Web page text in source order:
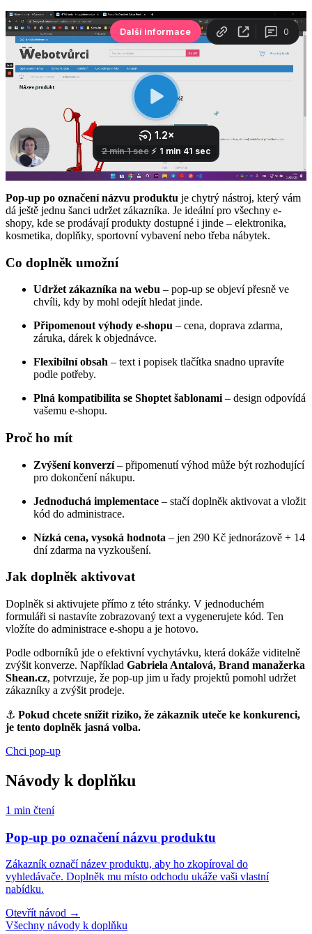
Pop-up po označení názvu produktu je chytrý nástroj, který vám
dá ještě jednu šanci udržet zákazníka. Je ideální pro všechny e-
shopy, kde se prodávají produkty dostupné i jinde – elektronika,
kosmetika, doplňky, sportovní vybavení nebo třeba nábytek.
Co doplněk umožní
Udržet zákazníka na webu – pop-up se objeví přesně ve
chvíli, kdy by mohl odejít hledat jinde.
Připomenout výhody e-shopu – cena, doprava zdarma,
záruka, dárek k objednávce.
Flexibilní obsah – text i popisek tlačítka snadno upravíte
podle potřeby.
Plná kompatibilita se Shoptet šablonami – design odpovídá
vašemu e-shopu.
Proč ho mít
Zvýšení konverzí– připomenutí výhod může být rozhodující
pro dokončení nákupu.
Jednoduchá implementace – stačí doplněk aktivovat a vložit
kód do administrace.
Nízká cena, vysoká hodnota – jen 290 Kč jednorázově + 14
dní zdarma na vyzkoušení.
Jak doplněk aktivovat
Doplněk si aktivujete přímo z této stránky. V jednoduchém
formuláři si nastavíte zobrazovaný text a vygenerujete kód. Ten
vložíte do administrace e-shopu a je hotovo.
Podle odborníků jde o efektivní vychytávku, která dokáže viditelně
zvýšit konverze. Například Gabriela Antalová, Brand manažerka
Shean.cz, potvrzuje, že pop-up jim u řady projektů pomohl udržet
zákazníky a zvýšit prodeje.
⚓ Pokud chcete snížit riziko, že zákazník uteče ke konkurenci,
je tento doplněk jasná volba.
Chci pop-up
Návody k doplňku
1 min čtení
Pop-up po označení názvu produktu
Zákazník označí název produktu, aby ho zkopíroval do
vyhledávače. Doplněk mu místo odchodu ukáže vaši vlastní
nabídku.
Otevřít návod →
Všechny návody k doplňku